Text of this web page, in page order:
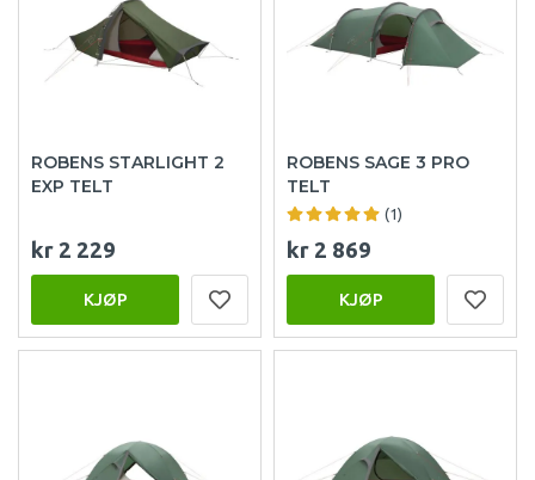
ROBENS STARLIGHT 2
EXP TELT
kr 2 229
KJØP
ROBENS SAGE 3 PRO
TELT
(1)
kr 2 869
KJØP